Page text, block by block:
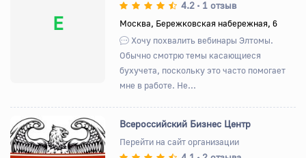
E
4.2 • 1 отзыв
Москва, Бережковская набережная, 6
Хочу похвалить вебинары Элтомы.
Обычно смотрю темы касающиеся
бухучета, поскольку это часто помогает
мне в работе. Не...
Всероссийский Бизнес Центр
Перейти на сайт организации